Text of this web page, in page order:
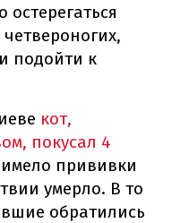
подойти к
кот,
покусал 4
прививки
умерло. В то
обратились